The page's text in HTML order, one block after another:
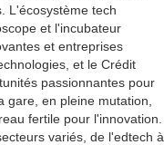
L'écosystème tech
et l'incubateur
et entreprises
et le Crédit
passionnantes pour
gare, en pleine mutation,
fertile pour l'innovation.
variés, de l'edtech à